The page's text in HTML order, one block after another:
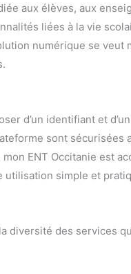
aux élèves, aux
liées à la vie
numérique se
d’un identifiant et
sont
ENT Occitanie est
simple et
diversité des services